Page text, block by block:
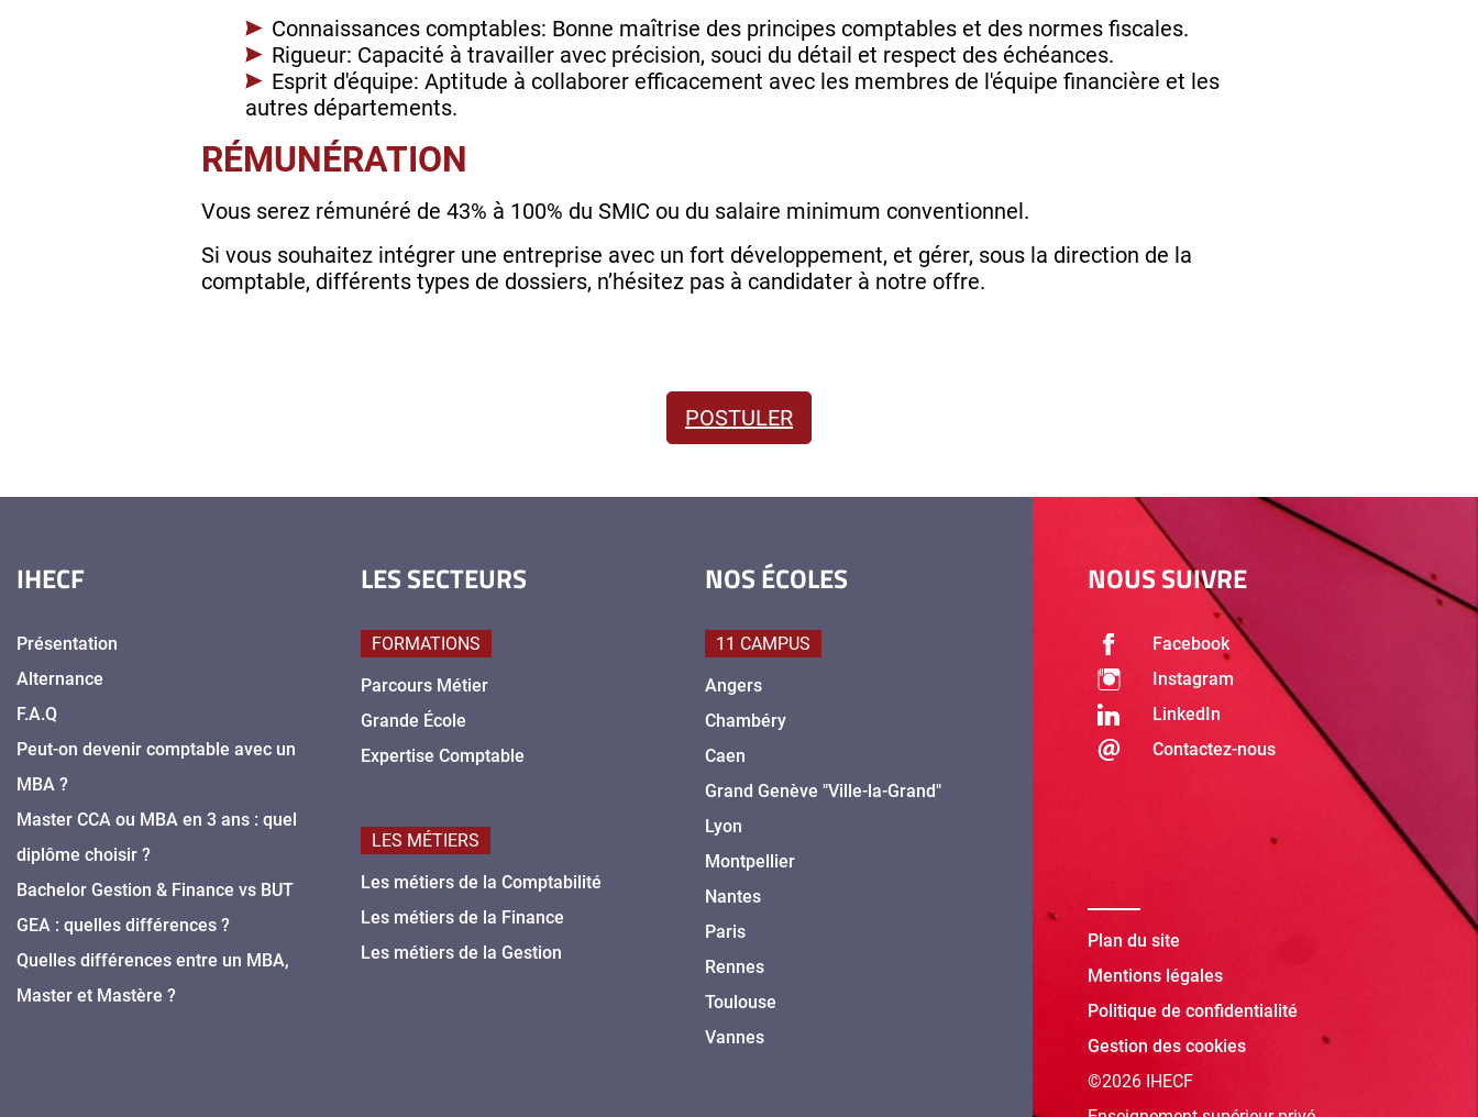
Connaissances comptables: Bonne maîtrise des principes comptables et des normes fiscales.
Rigueur: Capacité à travailler avec précision, souci du détail et respect des échéances.
Esprit d'équipe: Aptitude à collaborer efficacement avec les membres de l'équipe financière et les
autres départements.
RÉMUNÉRATION
Vous serez rémunéré de 43% à 100% du SMIC ou du salaire minimum conventionnel.
Si vous souhaitez intégrer une entreprise avec un fort développement, et gérer, sous la direction de la
comptable, différents types de dossiers, n’hésitez pas à candidater à notre offre.
POSTULER
IHECF
Présentation
Alternance
F.A.Q
Peut-on devenir comptable avec un
MBA ?
Master CCA ou MBA en 3 ans : quel
diplôme choisir ?
Bachelor Gestion & Finance vs BUT
GEA : quelles différences ?
Quelles différences entre un MBA,
Master et Mastère ?
LES SECTEURS
FORMATIONS
Parcours Métier
Grande École
Expertise Comptable
LES MÉTIERS
Les métiers de la Comptabilité
Les métiers de la Finance
Les métiers de la Gestion
NOS ÉCOLES
11 CAMPUS
Angers
Chambéry
Caen
Grand Genève "Ville-la-Grand"
Lyon
Montpellier
Nantes
Paris
Rennes
Toulouse
Vannes
NOUS SUIVRE
Facebook
Instagram
LinkedIn
Contactez-nous
Plan du site
Mentions légales
Politique de confidentialité
Gestion des cookies
©2026 IHECF